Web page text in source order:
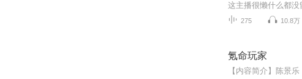
这主播很懒什么都
275 10.8万
氪命玩家